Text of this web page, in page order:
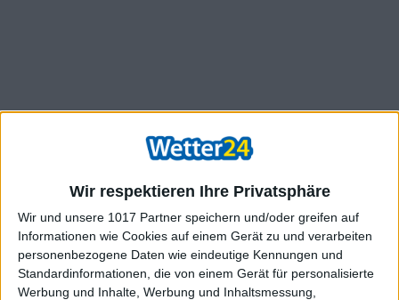
Wir respektieren Ihre Privatsphäre
Wir und unsere 1017 Partner speichern und/oder greifen auf
Informationen wie Cookies auf einem Gerät zu und verarbeiten
personenbezogene Daten wie eindeutige Kennungen und
Standardinformationen, die von einem Gerät für personalisierte
Werbung und Inhalte, Werbung und Inhaltsmessung,